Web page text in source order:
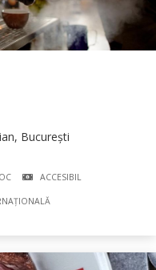
București
ACCESIBIL